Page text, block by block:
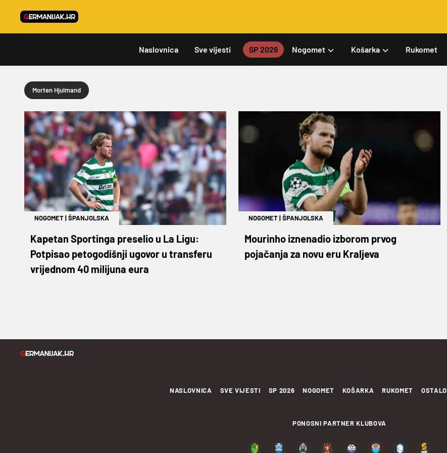
Naslovnica Sve vijesti SP 2026 Nogomet Košarka Rukomet
Morten Hjulmand
NOGOMET|ŠPANJOLSKA
Kapetan Sportinga preselio u La Ligu:
Potpisao petogodišnji ugovor u transferu
vrijednom 40 milijuna eura
NOGOMET|ŠPANJOLSKA
Mourinho iznenadio izborom prvog
pojačanja za novu eru Kraljeva
NASLOVNICA SVE VIJESTI SP 2026 NOGOMET KOŠARKA RUKOMET OSTALO
PONOSNI PARTNER KLUBOVA